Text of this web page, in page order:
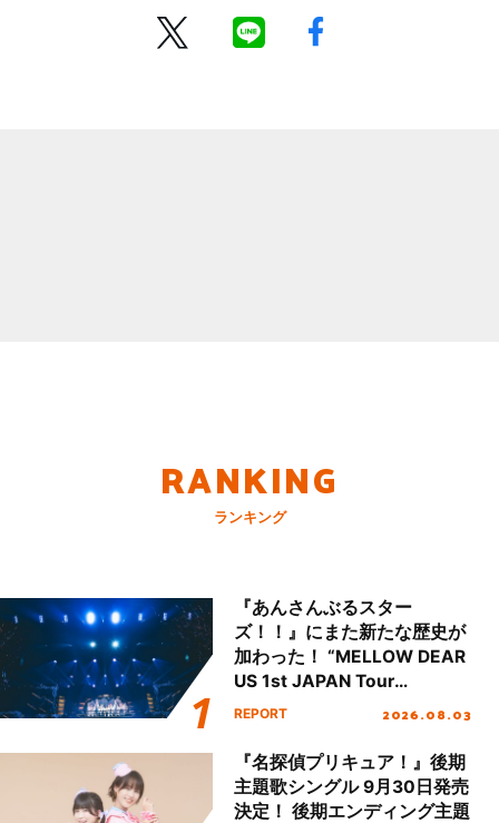
RANKING
ランキング
『あんさんぶるスター
ズ！！』にまた新たな歴史が
加わった！ “MELLOW DEAR
US 1st JAPAN Tour
Final「NICE to meet YOU
ート!!
REPORT 2026.08.03
『名探偵プリキュア！』後期
主題歌シングル 9月30日発売
決定！ 後期エンディング主題